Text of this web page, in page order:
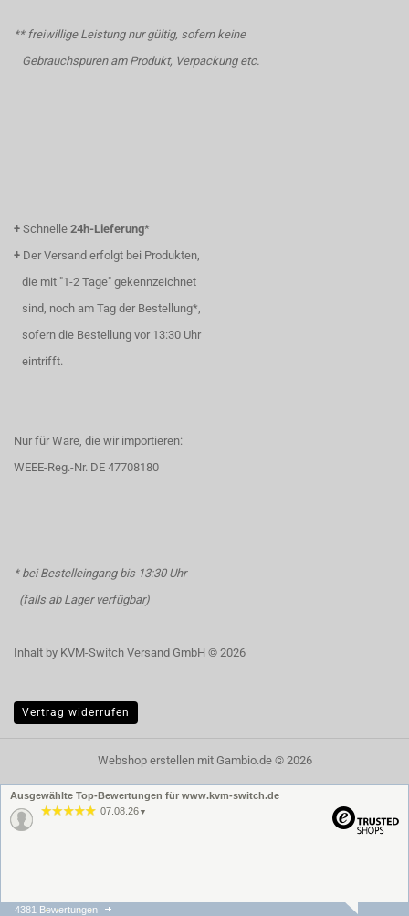
** freiwillige Leistung nur gültig, sofern keine
Gebrauchspuren am Produkt, Verpackung etc.
+ Schnelle 24h-Lieferung*
+ Der Versand erfolgt bei Produkten,
die mit "1-2 Tage" gekennzeichnet
sind, noch am Tag der Bestellung*,
sofern die Bestellung vor 13:30 Uhr
eintrifft.
Nur für Ware, die wir importieren:
WEEE-Reg.-Nr. DE 47708180
* bei Bestelleingang bis 13:30 Uhr
(falls ab Lager verfügbar)
Inhalt by KVM-Switch Versand GmbH © 2026
Vertrag widerrufen
Webshop erstellenmit Gambio.de © 2026
Ausgewählte Top-Bewertungen für www.kvm-switch.de
07.08.26 ▼
4381 Bewertungen